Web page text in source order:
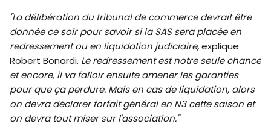
"La délibération du tribunal de commerce devrait être
donnée ce soir pour savoir si la SAS sera placée en
redressement ou en liquidation judiciaire,explique
Robert Bonardi. Le redressement est notre seule chance
et encore, il va falloir ensuite amener les garanties
pour que ça perdure. Mais en cas de liquidation, alors
on devra déclarer forfait général en N3 cette saison et
on devra tout miser sur l'association."